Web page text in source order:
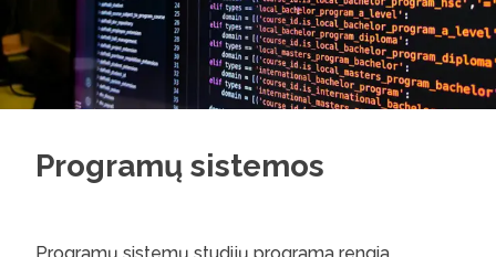
Programų sistemos